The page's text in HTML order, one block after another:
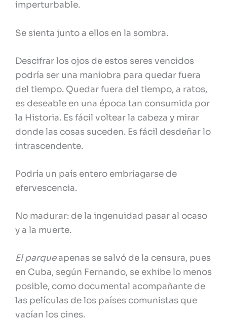
imperturbable.
Se sienta junto a ellos en la sombra.
Descifrar los ojos de estos seres vencidos
podría ser una maniobra para quedar fuera
del tiempo. Quedar fuera del tiempo, a ratos,
es deseable en una época tan consumida por
la Historia. Es fácil voltear la cabeza y mirar
donde las cosas suceden. Es fácil desdeñar lo
intrascendente.
Podría un país entero embriagarse de
efervescencia.
No madurar: de la ingenuidad pasar al ocaso
y a la muerte.
El parqueapenas se salvó de la censura, pues
en Cuba, según Fernando, se exhibe lo menos
posible, como documental acompañante de
las películas de los países comunistas que
vacían los cines.